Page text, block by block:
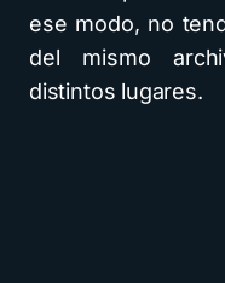
ese modo, no
del mismo
distintos lugares.